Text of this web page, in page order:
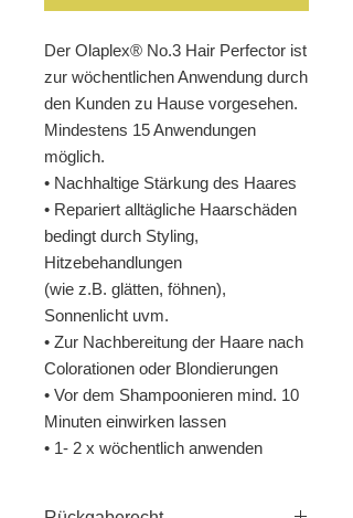
Der Olaplex® No.3 Hair Perfector ist
zur wöchentlichen Anwendung durch
den Kunden zu Hause vorgesehen.
Mindestens 15 Anwendungen
möglich.
• Nachhaltige Stärkung des Haares
• Repariert alltägliche Haarschäden
bedingt durch Styling,
Hitzebehandlungen
(wie z.B. glätten, föhnen),
Sonnenlicht uvm.
• Zur Nachbereitung der Haare nach
Colorationen oder Blondierungen
• Vor dem Shampoonieren mind. 10
Minuten einwirken lassen
• 1- 2 x wöchentlich anwenden